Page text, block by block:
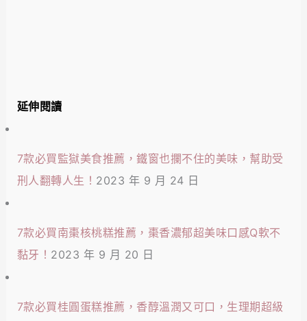
延伸閱讀
7款必買監獄美食推薦，鐵窗也攔不住的美味，幫助受
刑人翻轉人生！ 2023 年 9 月 24 日
7款必買南棗核桃糕推薦，棗香濃郁超美味口感Q軟不
黏牙！ 2023 年 9 月 20 日
7款必買桂圓蛋糕推薦，香醇溫潤又可口，生理期超級